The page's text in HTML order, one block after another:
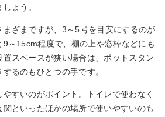
ょう。
ざまですが、3～5号を目安にするのが
～15cm程度で、棚の上や窓枠などにも
スペースが狭い場合は、ポットスタン
るのもひとつの手です。
すいのがポイント。トイレで使わなく
といったほかの場所で使いやすいのも